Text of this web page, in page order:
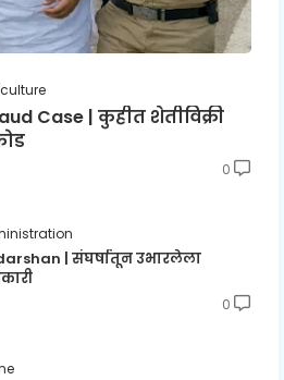
Case | कुहीत शेतीविक्री
0
| संघर्षातून उभारलेला
0